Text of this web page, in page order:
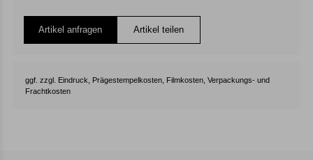
Artikel anfragen Artikel teilen
ggf. zzgl. Eindruck, Prägestempelkosten, Filmkosten, Verpackungs- und
Frachtkosten